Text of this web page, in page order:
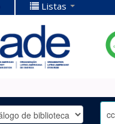
Listas